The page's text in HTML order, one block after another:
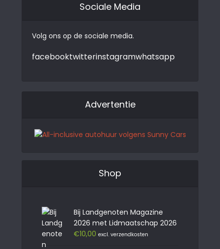
Sociale Media
Volg ons op de sociale media.
facebooktwitterinstagramwhatsapp
Advertentie
Shop
Bij Landgenoten Magazine
2026 met Lidmaatschap 2026
€10,00 excl. verzendkosten